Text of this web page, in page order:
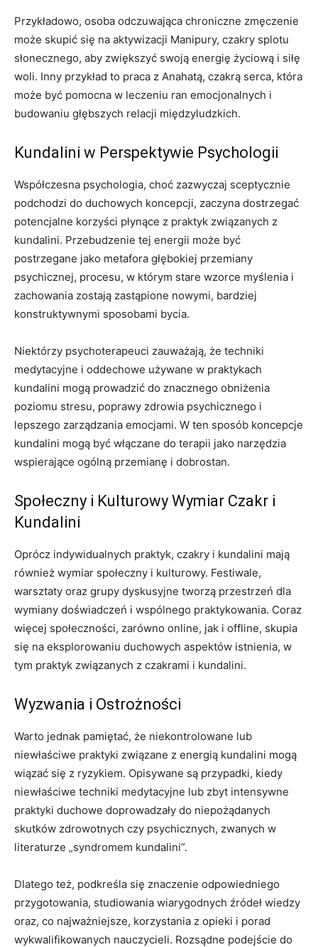
Przykładowo, osoba odczuwająca chroniczne zmęczenie
może skupić się na aktywizacji Manipury, czakry splotu
słonecznego, aby zwiększyć swoją energię życiową i siłę
woli. Inny przykład to praca z Anahatą, czakrą serca, która
może być pomocna w leczeniu ran emocjonalnych i
budowaniu głębszych relacji międzyludzkich.
Kundalini w Perspektywie Psychologii
Współczesna psychologia, choć zazwyczaj sceptycznie
podchodzi do duchowych koncepcji, zaczyna dostrzegać
potencjalne korzyści płynące z praktyk związanych z
kundalini. Przebudzenie tej energii może być
postrzegane jako metafora głębokiej przemiany
psychicznej, procesu, w którym stare wzorce myślenia i
zachowania zostają zastąpione nowymi, bardziej
konstruktywnymi sposobami bycia.
Niektórzy psychoterapeuci zauważają, że techniki
medytacyjne i oddechowe używane w praktykach
kundalini mogą prowadzić do znacznego obniżenia
poziomu stresu, poprawy zdrowia psychicznego i
lepszego zarządzania emocjami. W ten sposób koncepcje
kundalini mogą być włączane do terapii jako narzędzia
wspierające ogólną przemianę i dobrostan.
Społeczny i Kulturowy Wymiar Czakr i
Kundalini
Oprócz indywidualnych praktyk, czakry i kundalini mają
również wymiar społeczny i kulturowy. Festiwale,
warsztaty oraz grupy dyskusyjne tworzą przestrzeń dla
wymiany doświadczeń i wspólnego praktykowania. Coraz
więcej społeczności, zarówno online, jak i offline, skupia
się na eksplorowaniu duchowych aspektów istnienia, w
tym praktyk związanych z czakrami i kundalini.
Wyzwania i Ostrożności
Warto jednak pamiętać, że niekontrolowane lub
niewłaściwe praktyki związane z energią kundalini mogą
wiązać się z ryzykiem. Opisywane są przypadki, kiedy
niewłaściwe techniki medytacyjne lub zbyt intensywne
praktyki duchowe doprowadzały do niepożądanych
skutków zdrowotnych czy psychicznych, zwanych w
literaturze „syndromem kundalini”.
Dlatego też, podkreśla się znaczenie odpowiedniego
przygotowania, studiowania wiarygodnych źródeł wiedzy
oraz, co najważniejsze, korzystania z opieki i porad
wykwalifikowanych nauczycieli. Rozsądne podejście do